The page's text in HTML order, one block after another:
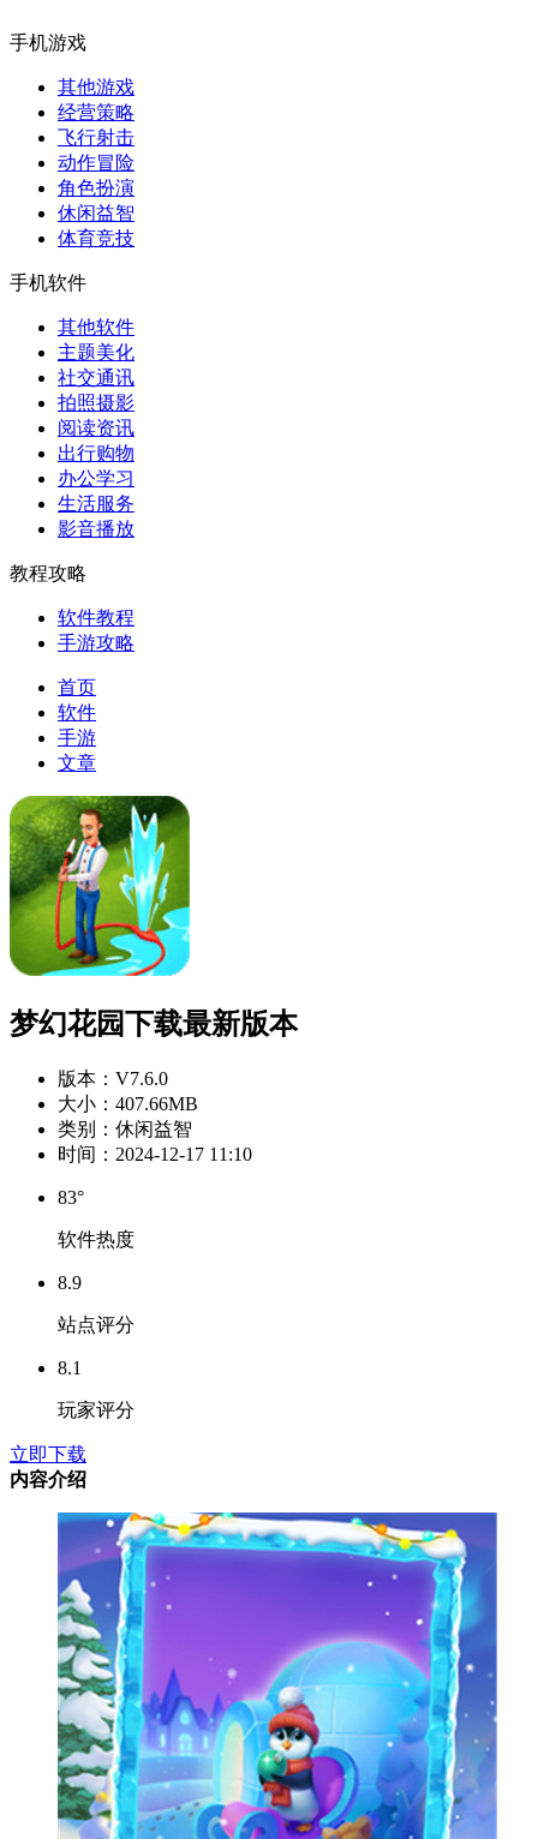
手机游戏
其他游戏
经营策略
飞行射击
动作冒险
角色扮演
休闲益智
体育竞技
手机软件
其他软件
主题美化
社交通讯
拍照摄影
阅读资讯
出行购物
办公学习
生活服务
影音播放
教程攻略
软件教程
手游攻略
首页
软件
手游
文章
梦幻花园下载最新版本
版本： V7.6.0
大小： 407.66MB
类别： 休闲益智
时间： 2024-12-17 11:10
83°
软件热度
8.9
站点评分
8.1
玩家评分
立即下载
内容介绍